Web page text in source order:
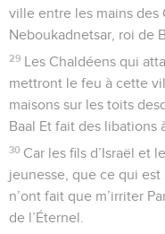
ville entre les mains des
Neboukadnetsar, roi de
29 Les Chaldéens qui
mettront le feu à cette
maisons sur les toits
Baal Et fait des libations
30 Car les fils d’Israël et
jeunesse, que ce qui est
n’ont fait que m’irriter
de l’Éternel.